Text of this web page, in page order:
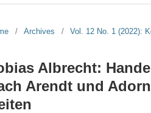
/ Archives / Vol. 12 No. 1 (2022):
Albrecht:
Arendt und